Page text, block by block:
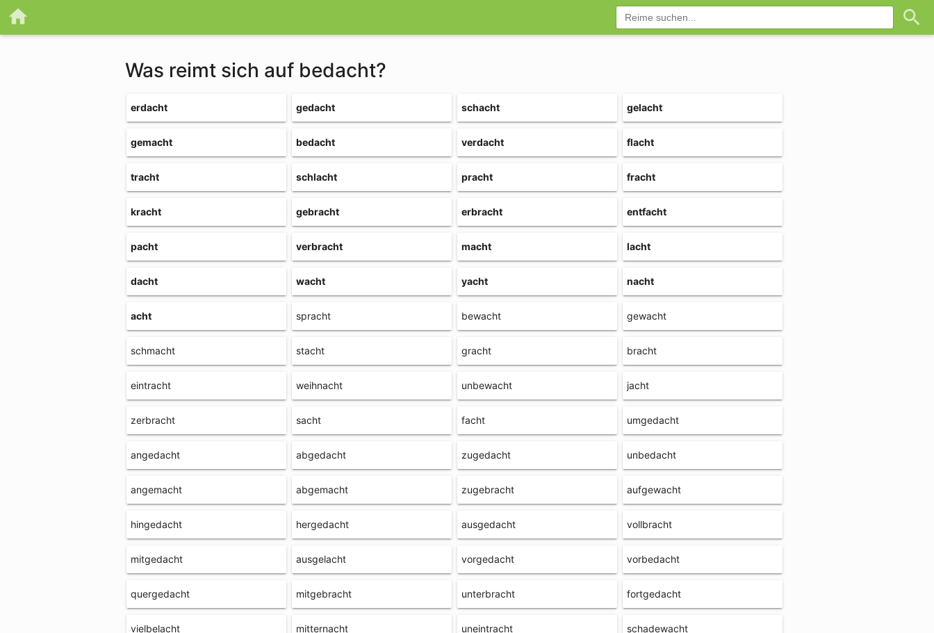
Was reimt sich auf bedacht?
erdacht gedacht schacht gelacht
gemacht bedacht verdacht flacht
tracht schlacht pracht fracht
kracht gebracht erbracht entfacht
pacht verbracht macht lacht
dacht wacht yacht nacht
acht spracht bewacht gewacht
schmacht stacht gracht bracht
eintracht weihnacht unbewacht jacht
zerbracht sacht facht umgedacht
angedacht abgedacht zugedacht unbedacht
angemacht abgemacht zugebracht aufgewacht
hingedacht hergedacht ausgedacht vollbracht
mitgedacht ausgelacht vorgedacht vorbedacht
quergedacht mitgebracht unterbracht fortgedacht
vielbelacht mitternacht uneintracht schadewacht